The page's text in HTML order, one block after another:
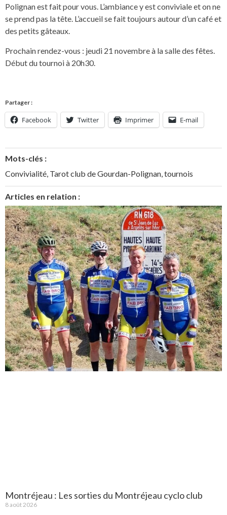
Polignan est fait pour vous. L’ambiance y est conviviale et on ne
se prend pas la tête. L’accueil se fait toujours autour d’un café et
des petits gâteaux.
Prochain rendez-vous : jeudi 21 novembre à la salle des fêtes.
Début du tournoi à 20h30.
Partager :
Facebook Twitter Imprimer E-mail
Mots-clés :
Convivialité, Tarot club de Gourdan-Polignan,tournois
Articles en relation :
Montréjeau : Les sorties du Montréjeau cyclo club
8 août 2026